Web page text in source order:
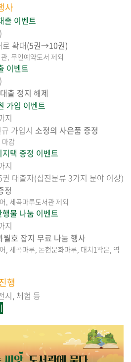
사
출 이벤트
확대(5권→10권)
, 무인예약도서 제외
이벤트
대출 정지 해제
가입 이벤트
지
가입시 소정의 사은품 증정
마감
택 증정 이벤트
지
대출자(십진분류 3가지 분야 이상)
정
, 세곡마루도서관 제외
물 나눔 이벤트
지
월호 잡지 무료 나눔 행사
, 세곡마루, 논현문화마루, 대치1작은, 역
행
시, 체험 등